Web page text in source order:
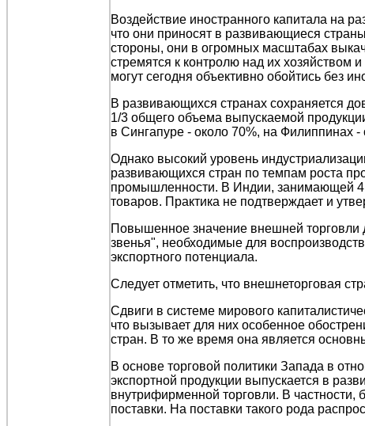
Воздействие иностранного капитала на
что они приносят в развивающиеся
стороны, они в огромных масштабах
стремятся к контролю над их хозяйством
могут сегодня объективно обойтись без
В развивающихся странах сохраняется
1/3 общего объема выпускаемой
в Сингапуре - около 70%, на Филиппинах
Однако высокий уровень
развивающихся стран по темпам роста
промышленности. В Индии, занимающей
товаров. Практика не подтверждает и
Повышенное значение внешней торговли
звенья", необходимые для
экспортного потенциала.
Следует отметить, что внешнеторговая
Сдвиги в системе мирового
что вызывает для них особенное
стран. В то же время она является
В основе торговой политики Запада в
экспортной продукции выпускается в
внутрифирменной торговли. В
поставки. На поставки такого рода